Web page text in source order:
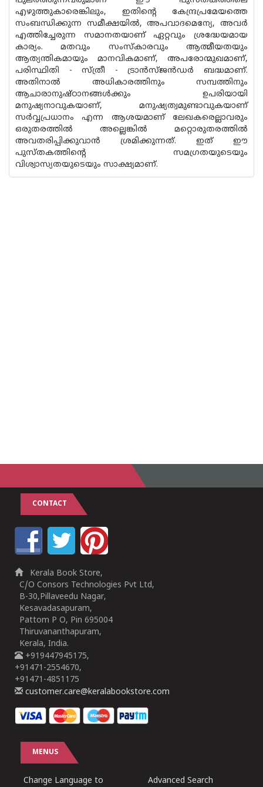
എഴുത്തുകാരെങ്കിലും, ഇതിന്റെ കേന്ദ്രപ്രമേയത്തെ
സംബന്ധിക്കുന്ന സമീക്ഷയിൽ, അപവാദമെന്യേ, അവർ
എത്തിച്ചേരുന്ന സമാനതയാണ് ഏറ്റവും ശ്രദ്ധേയമായ
കാര്യം. മതവും സംസ്‌കാരവും ആത്മീയതയും
ആത്യന്തികമായും മാനവികമാണ്, അപരോന്മുഖമാണ്,
പരിസ്ഥിതി - സ്ത്രീ - ട്രാൻസ്ജൻഡർ ബദ്ധമാണ്.
അതിനാൽ അധികാരത്തിനും സമ്പത്തിനും
ആചാരാനുഷ്ഠാനങ്ങൾക്കും ഉപരിയായി
മനുഷ്യനാവുകയാണ്, മനുഷ്യത്വമുണ്ടാവുകയാണ്
സർവ്വപ്രധാനം എന്ന ആശയമാണ് ലേഖകരെല്ലാവരും
ഒരുതരത്തിൽ അല്ലെങ്കിൽ മറ്റൊരുതരത്തിൽ
അവതരിപ്പിക്കുവാൻ ശ്രമിക്കുന്നത്. ഇത് ഈ
പുസ്തകത്തിന്റെ സമഗ്രതയുടെയും
വിശ്വാസ്യതയുടെയും സാക്ഷ്യമാണ്.
CONTACT
Kerala Book Store,
C/O Consors Technologies Pvt Ltd,
B-30,Pillaveedu Nagar,
Kesavadasapuram,
Pattom P O, Pin 695004
Thiruvananthapuram,
Kerala, India.
+919447945175,
+91471-2554670,
+91471-4851175
customer.care@keralabookstore.com
MENUS
Change Language to
Advanced Search